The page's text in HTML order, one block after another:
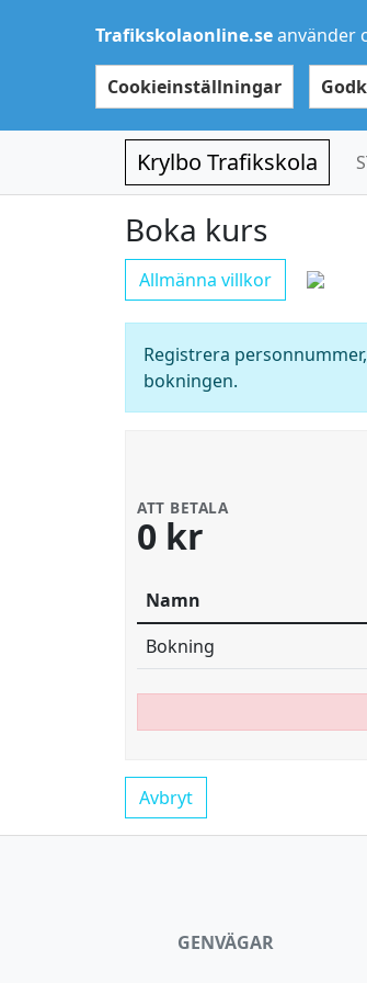
Trafikskolaonline.seanvänder
Cookieinställningar
Krylbo Trafikskola
Boka kurs
Allmänna villkor
Registrera
bokningen.
ATT BETALA
0 kr
Namn
Bokning
Avbryt
GENVÄGAR